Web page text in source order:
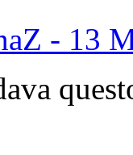
- 13